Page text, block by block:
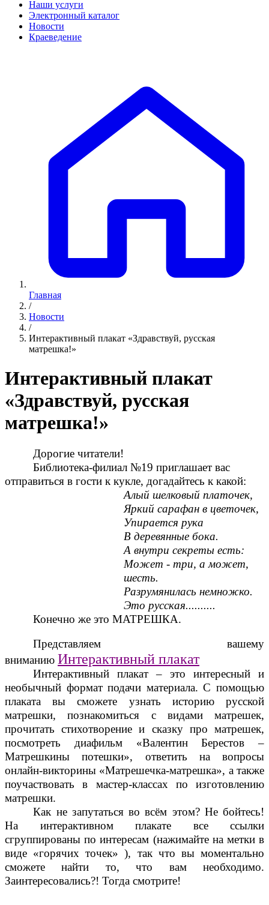
Наши услуги
Электронный каталог
Новости
Краеведение
Главная
/
Новости
/
Интерактивный плакат «Здравствуй, русская
матрешка!»
Интерактивный плакат
«Здравствуй, русская
матрешка!»
Дорогие читатели!
Библиотека-филиал №19 приглашает вас
отправиться в гости к кукле, догадайтесь к какой:
Алый шелковый платочек,
Яркий сарафан в цветочек,
Упирается рука
В деревянные бока.
А внутри секреты есть:
Может - три, а может,
шесть.
Разрумянилась немножко.
Это русская..........
Конечно же это МАТРЕШКА.
Представляем вашему
вниманию Интерактивный плакат
Интерактивный плакат – это интересный и
необычный формат подачи материала. С помощью
плаката вы сможете узнать историю русской
матрешки, познакомиться с видами матрешек,
прочитать стихотворение и сказку про матрешек,
посмотреть диафильм «Валентин Берестов –
Матрешкины потешки», ответить на вопросы
онлайн-викторины «Матрешечка-матрешка», а также
поучаствовать в мастер-классах по изготовлению
матрешки.
Как не запутаться во всём этом? Не бойтесь!
На интерактивном плакате все ссылки
сгруппированы по интересам (нажимайте на метки в
виде «горячих точек» ), так что вы моментально
сможете найти то, что вам необходимо.
Заинтересовались?! Тогда смотрите!